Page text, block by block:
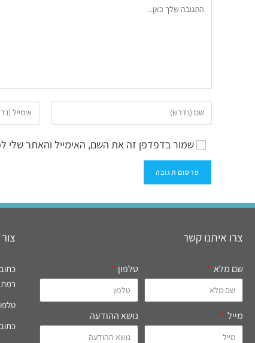
שמור בדפדפן זה את השם, האימייל והאתר שלי
צרו איתנו קשר
שם מלא טלפון
מייל נושא ההודעה
כתובת:
רמת
טלפון: 03-6994777/9 פקס: